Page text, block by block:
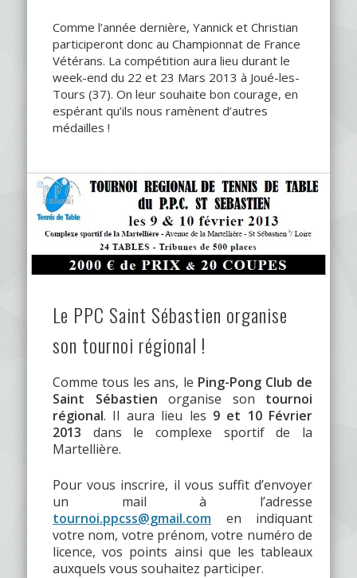
Comme l’année dernière, Yannick et Christian
participeront donc au Championnat de France
Vétérans. La compétition aura lieu durant le
week-end du 22 et 23 Mars 2013 à Joué-les-
Tours (37). On leur souhaite bon courage, en
espérant qu’ils nous ramènent d’autres
médailles !
Le PPC Saint Sébastien organise
son tournoi régional !
Comme tous les ans, le Ping-Pong Club de
Saint Sébastien organise son tournoi
régional. Il aura lieu les 9 et 10 Février
2013 dans le complexe sportif de la
Martellière.
Pour vous inscrire, il vous suffit d’envoyer
un mail à l’adresse
tournoi.ppcss@gmail.com en indiquant
votre nom, votre prénom, votre numéro de
licence, vos points ainsi que les tableaux
auxquels vous souhaitez participer.